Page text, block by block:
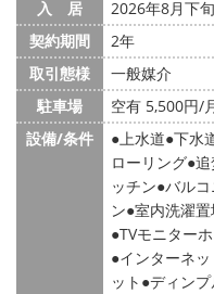
入 居
2026年8月下旬
契約期間
2年
取引態様
一般媒介
駐車場
空有 5,500円/
設備/条件
上水道 下水
ローリング
ッチン バルコ
ン 室内洗濯
TVモニター
インターネ
ット ディン